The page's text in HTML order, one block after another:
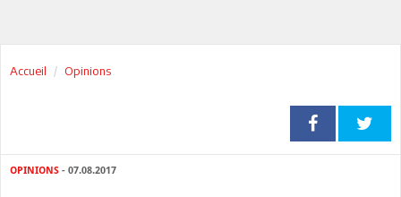
Accueil Opinions
OPINIONS - 07.08.2017